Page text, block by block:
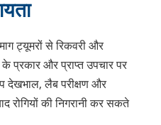
ट्यूमरों से रिकवरी और
प्रकार और प्राप्त उपचार पर
देखभाल, लैब परीक्षण और
रोगियों की निगरानी कर सकते